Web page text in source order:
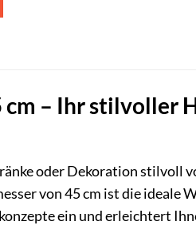
cm – Ihr stilvoller
oder Dekoration stilvoll
von 45 cm ist die ideale
ein und erleichtert